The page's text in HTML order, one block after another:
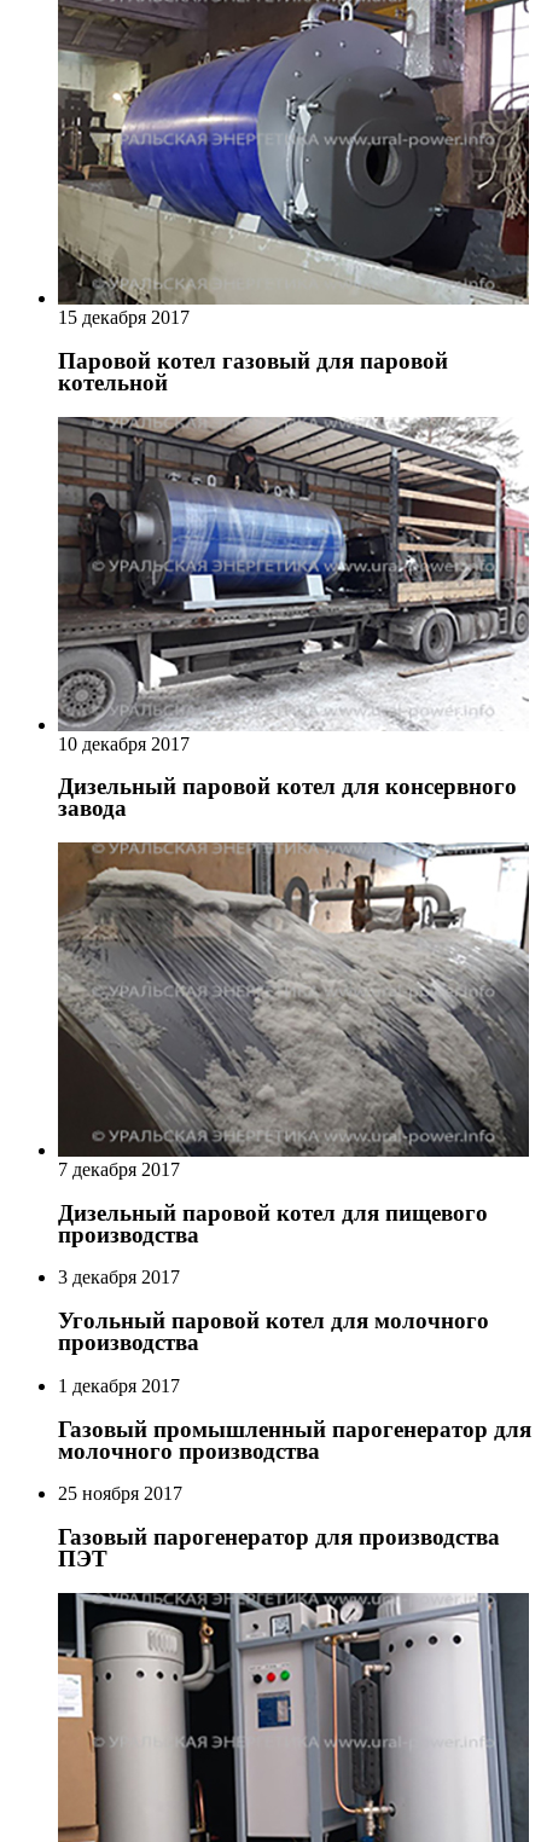
15 декабря 2017
Паровой котел газовый для паровой
котельной
10 декабря 2017
Дизельный паровой котел для консервного
завода
7 декабря 2017
Дизельный паровой котел для пищевого
производства
3 декабря 2017
Угольный паровой котел для молочного
производства
1 декабря 2017
Газовый промышленный парогенератор для
молочного производства
25 ноября 2017
Газовый парогенератор для производства
ПЭТ